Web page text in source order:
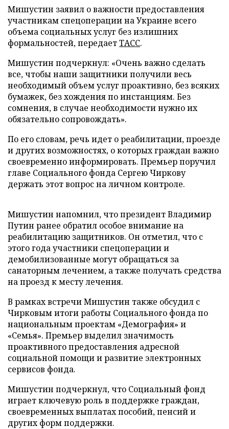
Мишустин заявил о важности предоставления
участникам спецоперации на Украине всего
объема социальных услуг без излишних
формальностей, передаетТАСС.
Мишустин подчеркнул: «Очень важно сделать
все, чтобы наши защитники получили весь
необходимый объем услуг проактивно, без всяких
бумажек, без хождения по инстанциям. Без
сомнения, в случае необходимости нужно их
обязательно сопровождать».
По его словам, речь идет о реабилитации, проезде
и других возможностях, о которых граждан важно
своевременно информировать. Премьер поручил
главе Социального фонда Сергею Чиркову
держать этот вопрос на личном контроле.
Мишустин напомнил, что президент Владимир
Путин ранее обратил особое внимание на
реабилитацию защитников. Он отметил, что с
этого года участники спецоперации и
демобилизованные могут обращаться за
санаторным лечением, а также получать средства
на проезд к месту лечения.
В рамках встречи Мишустин также обсудил с
Чирковым итоги работы Социального фонда по
национальным проектам «Демография» и
«Семья». Премьер выделил значимость
проактивного предоставления адресной
социальной помощи и развитие электронных
сервисов фонда.
Мишустин подчеркнул, что Социальный фонд
играет ключевую роль в поддержке граждан,
своевременных выплатах пособий, пенсий и
других форм поддержки.